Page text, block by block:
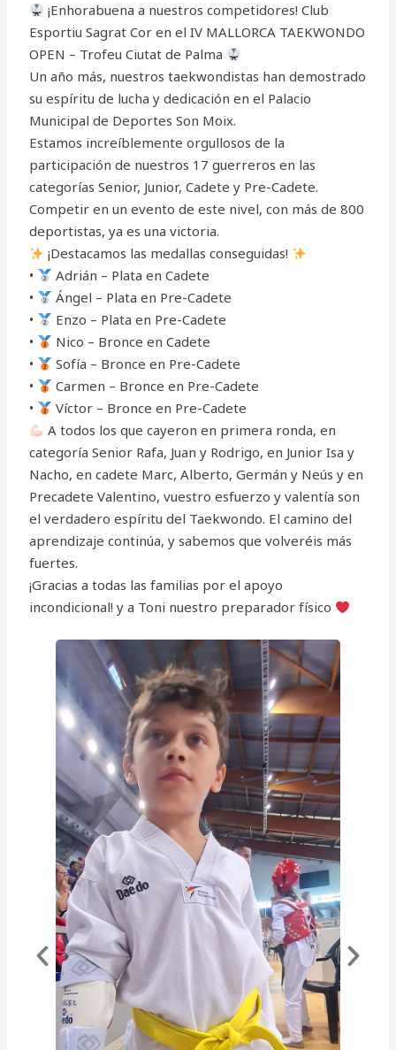
¡Enhorabuena a nuestros competidores! Club
Esportiu Sagrat Cor en el IV MALLORCA TAEKWONDO
OPEN – Trofeu Ciutat de Palma
Un año más, nuestros taekwondistas han demostrado
su espíritu de lucha y dedicación en el Palacio
Municipal de Deportes Son Moix.
Estamos increíblemente orgullosos de la
participación de nuestros 17 guerreros en las
categorías Senior, Junior, Cadete y Pre-Cadete.
Competir en un evento de este nivel, con más de 800
deportistas, ya es una victoria.
¡Destacamos las medallas conseguidas!
•
Adrián – Plata en Cadete
•
Ángel – Plata en Pre-Cadete
•
Enzo – Plata en Pre-Cadete
•
Nico – Bronce en Cadete
•
Sofía – Bronce en Pre-Cadete
•
Carmen – Bronce en Pre-Cadete
•
Víctor – Bronce en Pre-Cadete
A todos los que cayeron en primera ronda, en
categoría Senior Rafa, Juan y Rodrigo, en Junior Isa y
Nacho, en cadete Marc, Alberto, Germán y Neús y en
Precadete Valentino, vuestro esfuerzo y valentía son
el verdadero espíritu del Taekwondo. El camino del
aprendizaje continúa, y sabemos que volveréis más
fuertes.
¡Gracias a todas las familias por el apoyo
incondicional! y a Toni nuestro preparador físico